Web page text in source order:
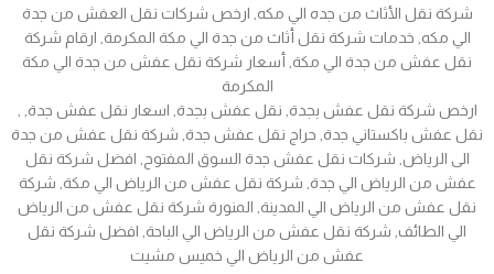
شركة نقل الأثاث من جده الي مكه, ارخص شركات نقل العفش من جدة
الي مكه, خدمات شركة نقل أثاث من جدة الي مكة المكرمة, ارقام شركة
نقل عفش من جدة الي مكة, أسعار شركة نقل عفش من جدة الي مكة
المكرمة
نقل عفش باكستاني جدة, حراج نقل عفش جدة, شركة نقل عفش من جدة
الى الرياض, شركات نقل عفش جدة السوق المفتوح, افضل شركة نقل
عفش من الرياض الي جدة, شركة نقل عفش من الرياض الي مكة, شركة
نقل عفش من الرياض الي المدينة, المنورة شركة نقل عفش من الرياض
الي الطائف, شركة نقل عفش من الرياض الي الباحة, افضل شركة نقل
عفش من الرياض الي خميس مشيت